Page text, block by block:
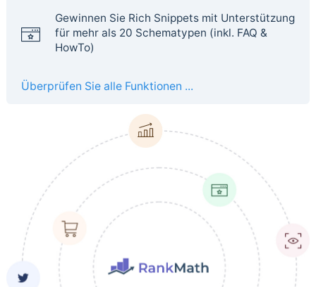
Gewinnen Sie Rich Snippets mit Unterstützung
für mehr als 20 Schematypen (inkl. FAQ &
HowTo)
Überprüfen Sie alle Funktionen ...